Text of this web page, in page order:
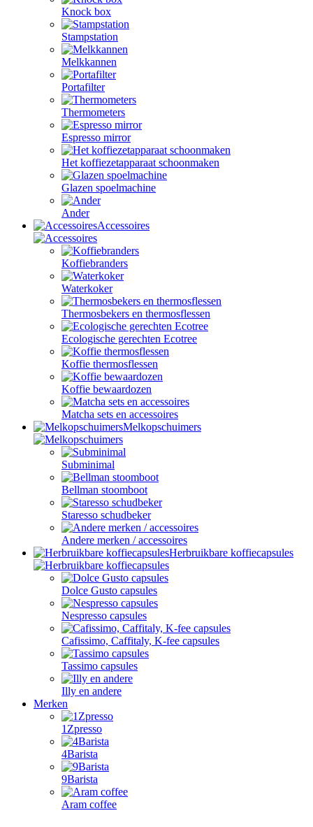
Knock box
Stampstation
Melkkannen
Portafilter
Thermometers
Espresso mirror
Het koffiezetapparaat schoonmaken
Glazen spoelmachine
Ander
Accessoires
Koffiebranders
Waterkoker
Thermosbekers en thermosflessen
Ecologische gerechten Ecotree
Koffie thermosflessen
Koffie bewaardozen
Matcha sets en accessoires
Melkopschuimers
Subminimal
Bellman stoomboot
Staresso schudbeker
Andere merken / accessoires
Herbruikbare koffiecapsules
Dolce Gusto capsules
Nespresso capsules
Cafissimo, Caffitaly, K-fee capsules
Tassimo capsules
Illy en andere
Merken
1Zpresso
4Barista
9Barista
Aram coffee